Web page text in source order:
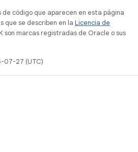
de código que aparecen en esta página
que se describen en la Licencia de
son marcas registradas de Oracle o sus
07-27 (UTC)